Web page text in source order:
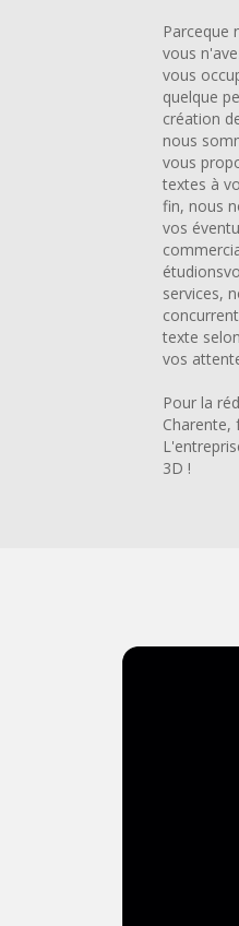
Parceque
vous
vous
quelque
création
nous
vous
textes à
fin, nous
vos
services,
texte
vos
Pour la
Charente,
3D !